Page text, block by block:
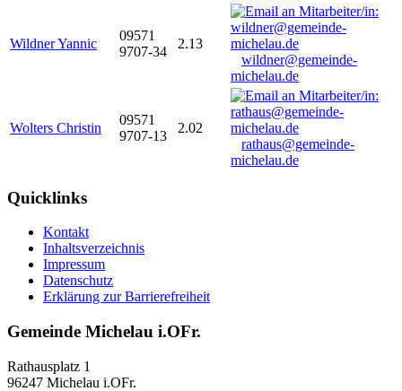
Wildner Yannic
09571
9707-34
2.13
wildner@gemeinde-
michelau.de
Wolters Christin
09571
9707-13
2.02
rathaus@gemeinde-
michelau.de
Quicklinks
Kontakt
Inhaltsverzeichnis
Impressum
Datenschutz
Erklärung zur Barrierefreiheit
Gemeinde Michelau i.OFr.
Rathausplatz 1
96247 Michelau i.OFr.